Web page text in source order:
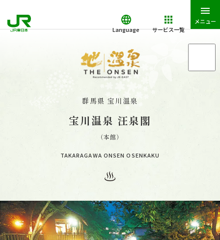
Language サービス一覧
メニュー
「地・温泉」が特別な理由
「地・温泉」の湯守たち・お宿一覧
群馬県 宝川温泉
宝川温泉 汪泉閣
（本館）
TAKARAGAWA ONSEN OSENKAKU